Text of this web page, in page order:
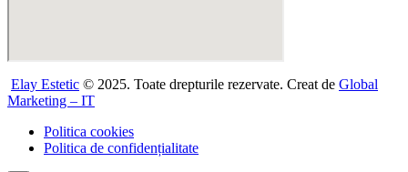
Elay Estetic © 2025. Toate drepturile rezervate. Creat de Global
Marketing – IT
Politica cookies
Politica de confidențialitate